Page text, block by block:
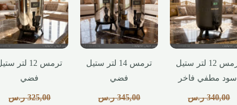
ترمس 12 لتر ستيل
أسود مطفي فاخر
340,00 ر.س
ترمس 14 لتر ستيل
فضي
345,00 ر.س
ترمس 12 لتر
فضي
325,00 ر.س